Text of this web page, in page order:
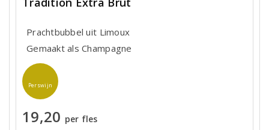
Prachtbubbel uit Limoux
Gemaakt als Champagne
Perswijn
19,20 per fles